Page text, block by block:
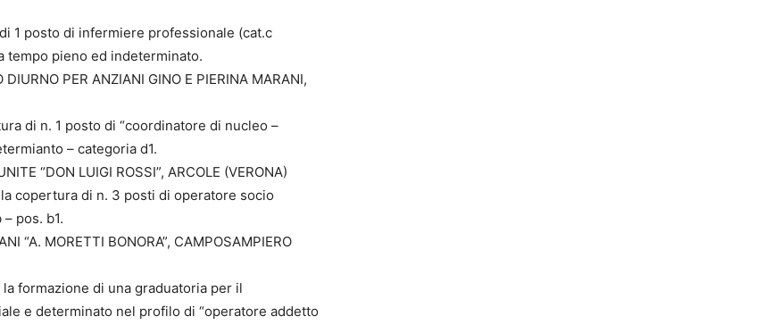
1 posto di infermiere professionale (cat.c
tempo pieno ed indeterminato.
PER ANZIANI GINO E PIERINA MARANI,
di n. 1 posto di “coordinatore di nucleo –
– categoria d1.
“DON LUIGI ROSSI”, ARCOLE (VERONA)
copertura di n. 3 posti di operatore socio
pos. b1.
“A. MORETTI BONORA”, CAMPOSAMPIERO
formazione di una graduatoria per il
e determinato nel profilo di “operatore addetto